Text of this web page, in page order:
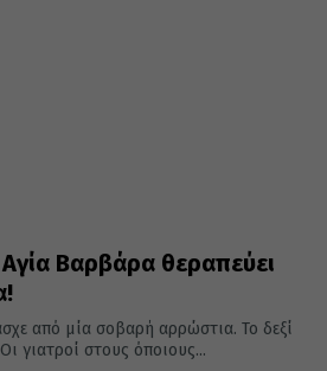
Βαρβάρα θεραπεύει
από μία σοβαρή αρρώστια. Το δεξί
γιατροί στους όποιους...